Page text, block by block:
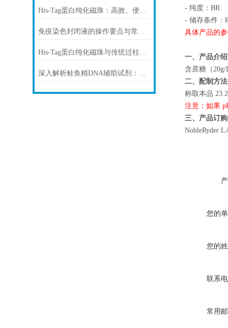
His-Tag蛋白纯化磁珠：高效、便捷的蛋白纯化解决方案
免疫染色封闭液的操作要点与常见问题解决方案
His-Tag蛋白纯化磁珠与传统过柱层析纯化方式
深入解析鲑鱼精DNA辅助试剂：原理、特性与规范操作
- 纯度：BR
- 储存条件：
具体产品的
一、产品介
含蔗糖（20g/L
二、配制方
称取本品
注意：如果
三、产品订
NobleRyder
您的
您的
联系
常用